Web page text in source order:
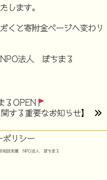
します。
くと寄附金ページへ変わり
法人 ぼちまる
るOPEN
関する重要なお知らせ】
ポリシー
談支援 NPO法人 ぼちまる